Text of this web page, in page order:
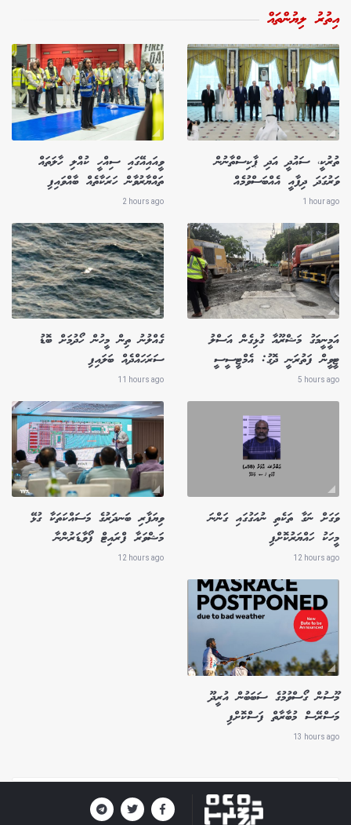
އިތުރު ލިޔުންތައް
ތުރުކީ، ސައުދީ އަދި ޕާކިސްތާނުން
ވަރުގަދަ ދިފާއީ އެއްބަސްވުމެއް
1 hour ago
ވީއައިއޭގައި ސިއްހީ ކުއްލި ހާލަތައް
ތައްޔާރުވާން ހަރަކާތެއް ބާއްވައިފި
2 hours ago
އަމީނީމަގު މަޝްރޫއާ ގުޅިގެން އަސްލު
ޓީވީން ފަތުރަނީ ދޮގު: އެމްޓީސީސީ
5 hours ago
ގެއްލުނު ތިން މީހުން ހޯދުމަށް ބޮޑު
ސަރަހައްދެއް ބަލައިފި
11 hours ago
ވަގަށް ނަގާ ތަކެތި ނުއަގުގައި ގަންނަ
މީހަކު ހައްޔަރުކޮށްފި
12 hours ago
ވިޔަފާރި ބަނދަރުގެ މަސައްކަތަކާ ގުޅޭ
މަޝްވަރާ ފްރައިޓް ފޯވާޑަރުންނާ
12 hours ago
މޫސުން ގޯސްވުމުގެ ސަބަބުން އުރީދޫ
މަސްރޭސް މުބާރާތް ފަސްކޮށްފި
13 hours ago